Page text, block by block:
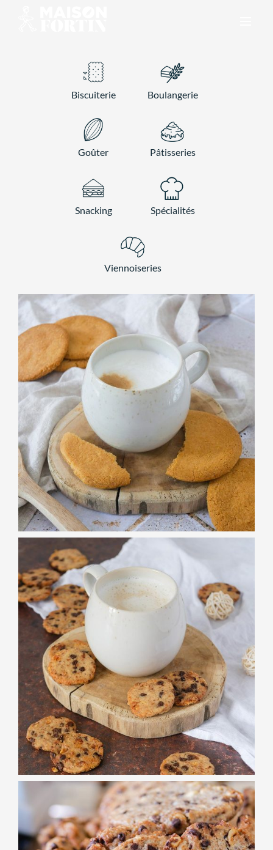
Biscuiterie Boulangerie
Goûter Pâtisseries
Snacking Spécialités
Viennoiseries
BISCUITERIE
Sablés fleur de
sel
BISCUITERIE
BB Cookies